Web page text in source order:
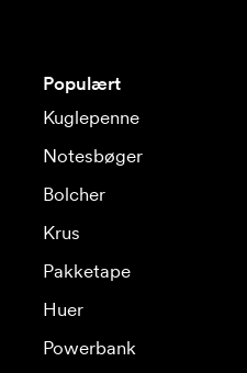
Populært
Kuglepenne
Notesbøger
Bolcher
Krus
Pakketape
Huer
Powerbank